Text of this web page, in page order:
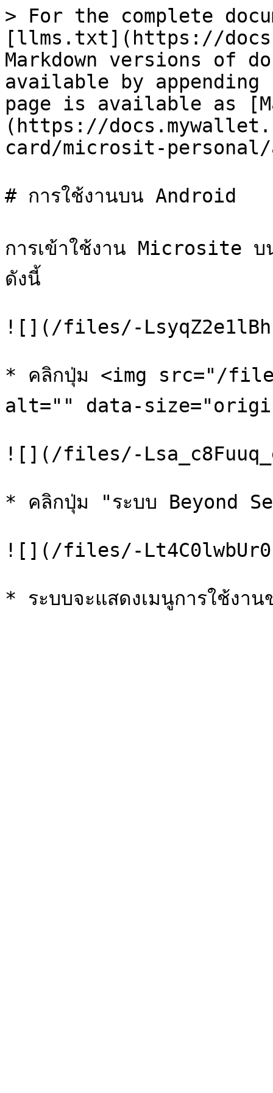
> For the complete
[llms.txt](https://
Markdown versions of
available by
page is available as
(https://
card/microsit-
# การใช้งานบน Android
การเข้าใช้งาน Microsite
ดังนี้
![](/files/-
* คลิกปุ่ม <img src="/
alt="" data-
![](/files/-
* คลิกปุ่ม "ระบบ Beyond
![](/files/-